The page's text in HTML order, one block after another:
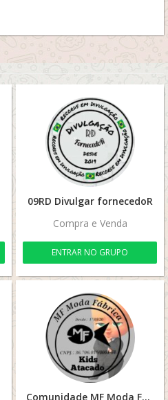
09RD Divulgar fornecedoR
Compra e Venda
ENTRAR NO GRUPO
Comunidade MF Moda Fábrica Kids